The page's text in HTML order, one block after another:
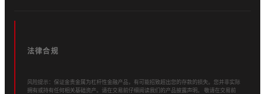
法律合规
风险提示：保证金贵金属为杠杆性金融产品，有可能招致超出您的存款的损失。您并非实际
拥有或持有任何相关基础资产。请在交易前仔细阅读我们的产品披露声明。 敬请在交易前